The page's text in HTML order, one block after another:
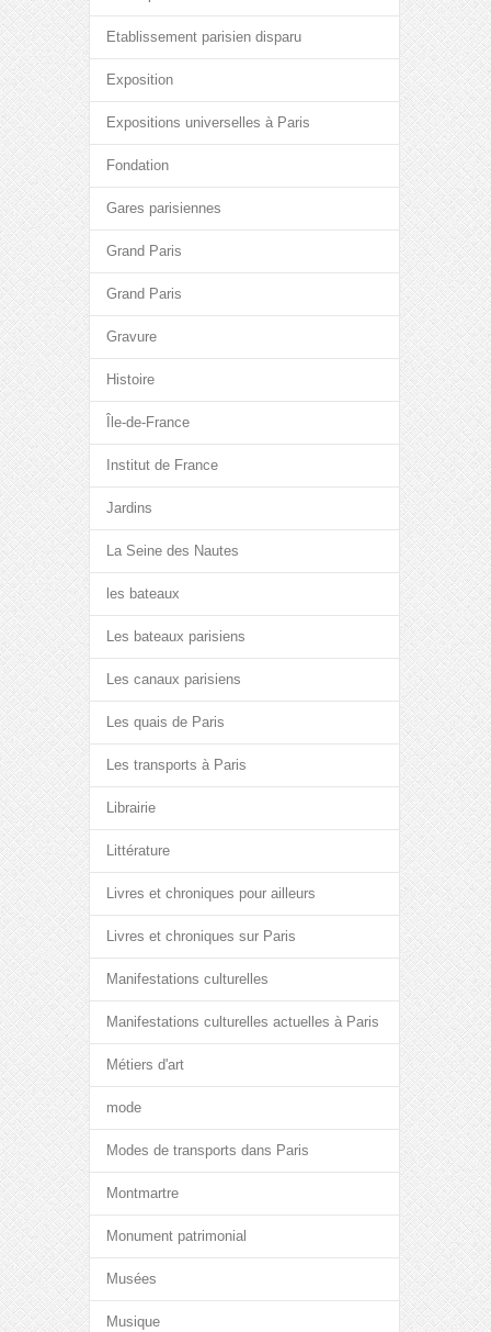
Etablissement parisien disparu
Exposition
Expositions universelles à Paris
Fondation
Gares parisiennes
Grand Paris
Grand Paris
Gravure
Histoire
Île-de-France
Institut de France
Jardins
La Seine des Nautes
les bateaux
Les bateaux parisiens
Les canaux parisiens
Les quais de Paris
Les transports à Paris
Librairie
Littérature
Livres et chroniques pour ailleurs
Livres et chroniques sur Paris
Manifestations culturelles
Manifestations culturelles actuelles à Paris
Métiers d'art
mode
Modes de transports dans Paris
Montmartre
Monument patrimonial
Musées
Musique